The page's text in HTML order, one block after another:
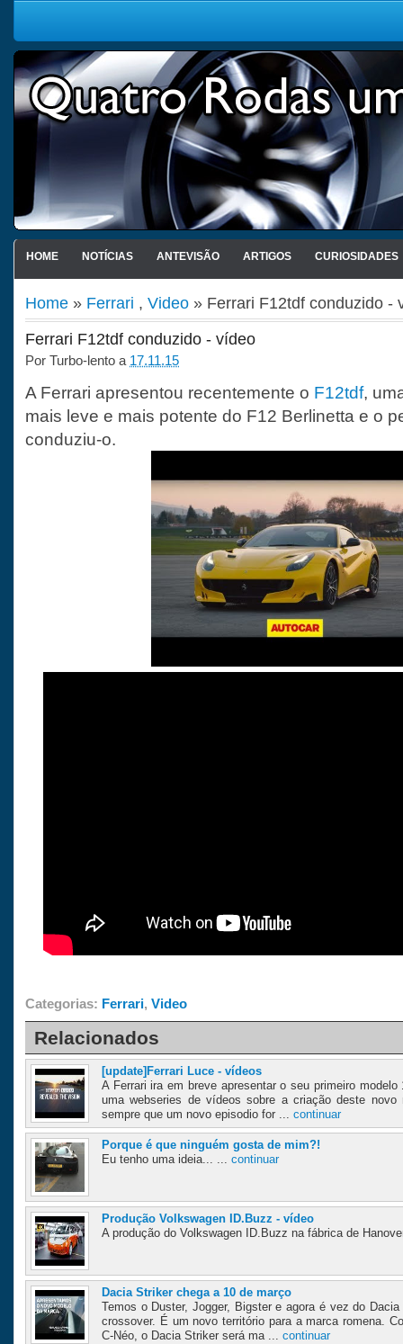
HOME NOTÍCIAS ANTEVISÃO ARTIGOS CURIOSIDADES
Home » Ferrari , Video » Ferrari F12tdf conduzido -
Ferrari F12tdf conduzido - vídeo
Por Turbo-lento a 17.11.15
A Ferrari apresentou recentemente o F12tdf,
mais leve e mais potente do F12 Berlinetta e o
conduziu-o.
Categorias: Ferrari, Video
Relacionados
[update]Ferrari Luce - vídeos
A Ferrari ira em breve apresentar o seu primeiro
uma webseries de vídeos sobre a criação deste novo
sempre que um novo episodio for ... continuar
Porque é que ninguém gosta de mim?!
Eu tenho uma ideia... ... continuar
Produção Volkswagen ID.Buzz - vídeo
A produção do Volkswagen ID.Buzz na fábrica de
Dacia Striker chega a 10 de março
Temos o Duster, Jogger, Bigster e agora é vez do
crossover. É um novo território para a marca romena.
C-Néo, o Dacia Striker será ma ... continuar